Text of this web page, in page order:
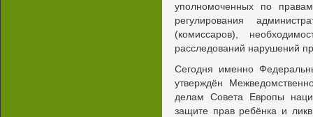
уполномоченных по
регулирования
(комиссаров),
расследований нарушений
Сегодня именно
утверждён
делам Совета Европы
защите прав ребёнка и